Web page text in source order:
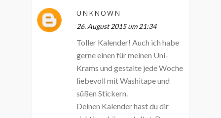
UNKNOWN
26. August 2015 um 21:34
Toller Kalender! Auch ich habe
gerne einen für meinen Uni-
Krams und gestalte jede Woche
liebevoll mit Washitape und
süßen Stickern.
Deinen Kalender hast du dir